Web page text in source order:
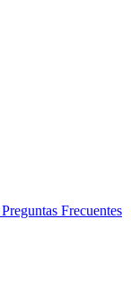
Preguntas Frecuentes